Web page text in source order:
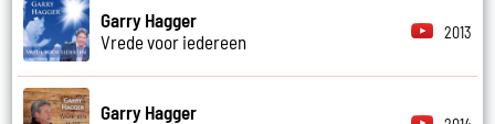
Garry Hagger
Vrede voor iedereen
2013
Garry Hagger